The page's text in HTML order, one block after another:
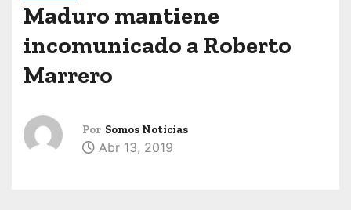
Maduro mantiene
incomunicado a Roberto
Marrero
Por Somos Noticias
Abr 13, 2019